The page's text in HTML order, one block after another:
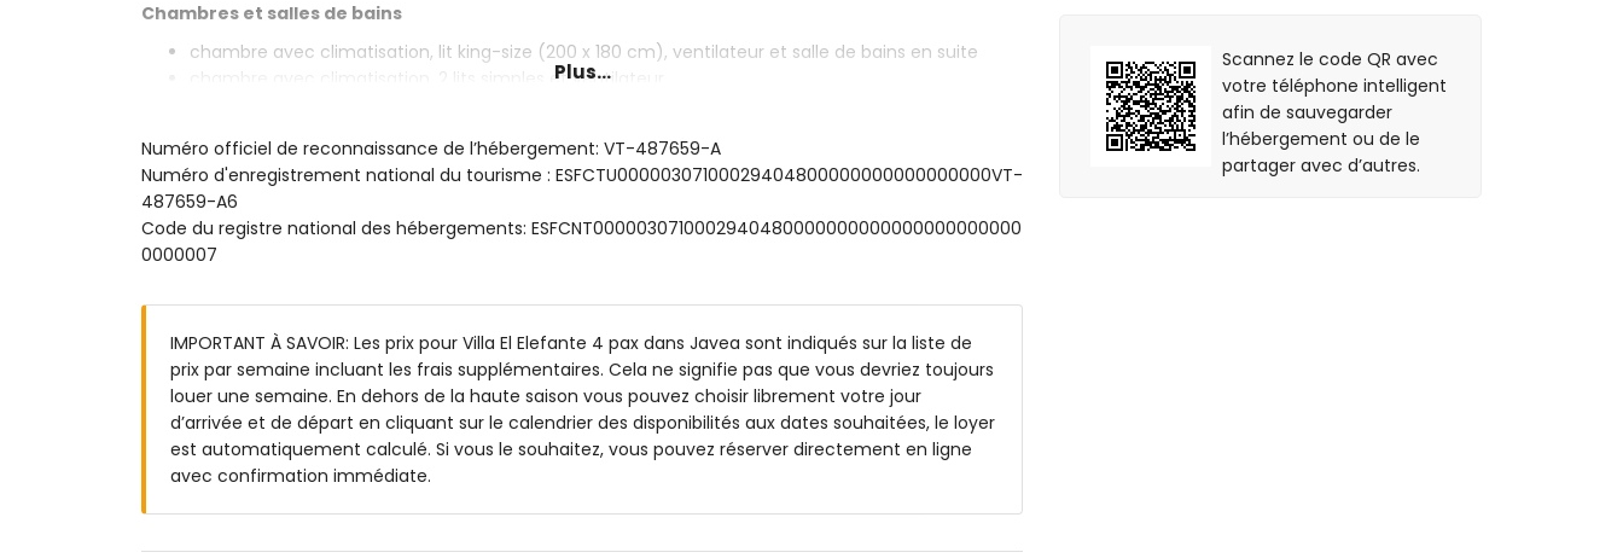
Chambres et salles de bains
chambre avec climatisation, lit king-size (200 x 180 cm), ventilateur et salle de bains en suite
chambre avec climatisation, 2 lits simples et ventilateur
Extérieur de la villa
grand terrain clos
piscine privée mesurant 9m x 4m et 2m de profondeur
jardin avec gravier, arbres et mobilier de jardin avec transats
espace de détente extérieur et espace à manger extérieur
place de parking privée couverte
Informations supplémentaires
ville la plus proche : Jávea (à moins de 5 kilomètres de la villa)
rivière ou rive la plus proche : Mediterráneo, Jávea (à moins de 5 kilomètres de la villa)
plage la plus proche : El Arenal, Jávea (à moins de 5 kilomètres de la villa)
Plus...
Numéro officiel de reconnaissance de l’hébergement: VT-487659-A
Numéro d'enregistrement national du tourisme : ESFCTU00000307100029404800000000000000000VT-
487659-A6
Code du registre national des hébergements: ESFCNT0000030710002940480000000000000000000000
0000007
IMPORTANT À SAVOIR: Les prix pour Villa El Elefante 4 pax dans Javea sont indiqués sur la liste de
prix par semaine incluant les frais supplémentaires. Cela ne signifie pas que vous devriez toujours
louer une semaine. En dehors de la haute saison vous pouvez choisir librement votre jour
d’arrivée et de départ en cliquant sur le calendrier des disponibilités aux dates souhaitées, le loyer
est automatiquement calculé. Si vous le souhaitez, vous pouvez réserver directement en ligne
avec confirmation immédiate.
Scannez le code QR avec
votre téléphone intelligent
afin de sauvegarder
l’hébergement ou de le
partager avec d’autres.